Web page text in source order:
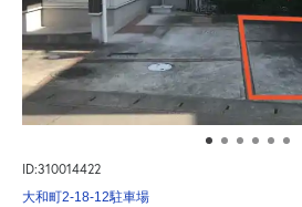
ID:310014422
大和町2-18-12駐車場